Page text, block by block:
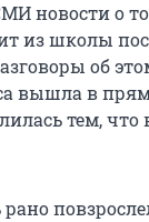
новости о
из школы
об
вышла в
тем,
рано